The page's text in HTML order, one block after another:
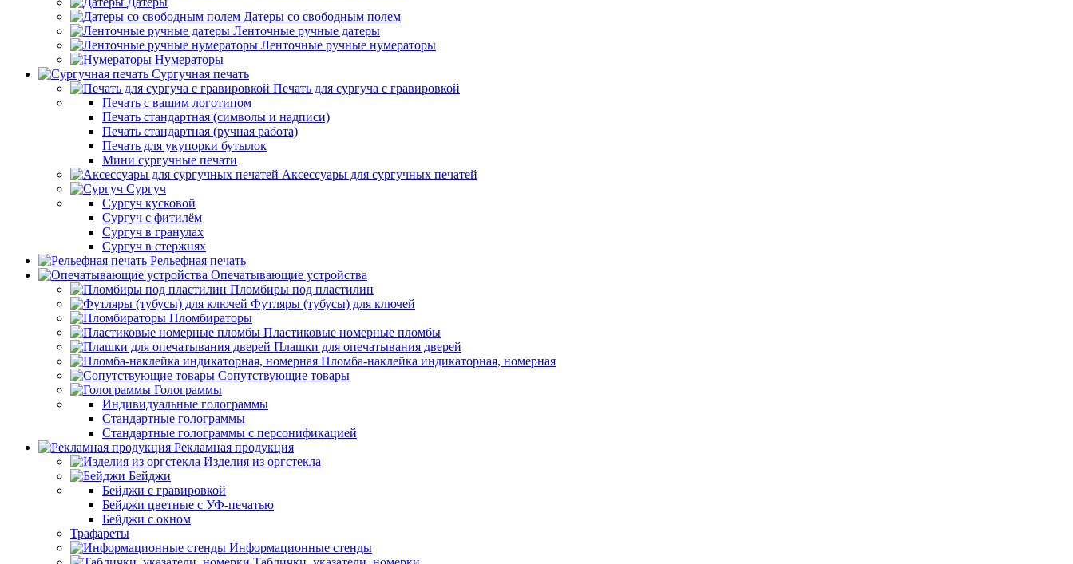
Датеры со свободным полем
Ленточные ручные датеры
Ленточные ручные нумераторы
Нумераторы
Сургучная печать
Печать для сургуча с гравировкой
Печать с вашим логотипом
Печать стандартная (символы и надписи)
Печать стандартная (ручная работа)
Печать для укупорки бутылок
Мини сургучные печати
Аксессуары для сургучных печатей
Сургуч
Сургуч кусковой
Сургуч с фитилём
Сургуч в гранулах
Сургуч в стержнях
Рельефная печать
Опечатывающие устройства
Пломбиры под пластилин
Футляры (тубусы) для ключей
Пломбираторы
Пластиковые номерные пломбы
Плашки для опечатывания дверей
Пломба-наклейка индикаторная, номерная
Сопутствующие товары
Голограммы
Индивидуальные голограммы
Стандартные голограммы
Стандартные голограммы с персонификацией
Рекламная продукция
Изделия из оргстекла
Бейджи
Бейджи с гравировкой
Бейджи цветные с УФ-печатью
Бейджи с окном
Трафареты
Информационные стенды